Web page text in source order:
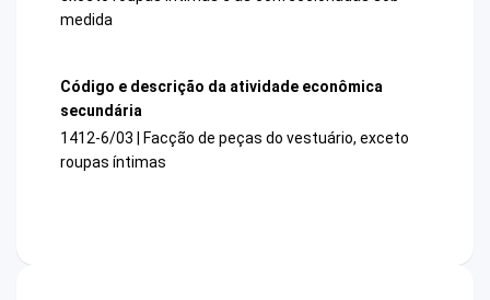
medida
Código e descrição da atividade econômica
secundária
1412-6/03 | Facção de peças do vestuário, exceto
roupas íntimas